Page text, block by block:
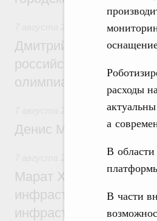
расходы
а
В
В части
Отрасль
Дмитрий Чернышенко
российскую сборную
олимпиаде по
Общие
Денис Мантуров
Бюджеты
Марат Хуснуллин: 15
инфраструктуры
инфраструктурным